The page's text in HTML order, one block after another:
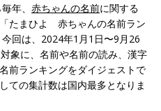
年、 赤ちゃんの名前に関する
たまひよ 赤ちゃんの名前ラン
回は、2024年1月1日〜9月26
象に、名前や名前の読み、漢字
前ランキングをダイジェストで
ての集計数は国内最多となりま